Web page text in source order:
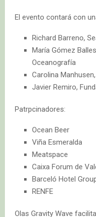
El evento contará con
Richard Barreno,
María Gómez
Oceanografía
Carolina Manhusen,
Javier Remiro,
Patrpcinadores:
Ocean Beer
Viña Esmeralda
Meatspace
Caixa Forum de
Barceló Hotel
RENFE
Olas Gravity Wave